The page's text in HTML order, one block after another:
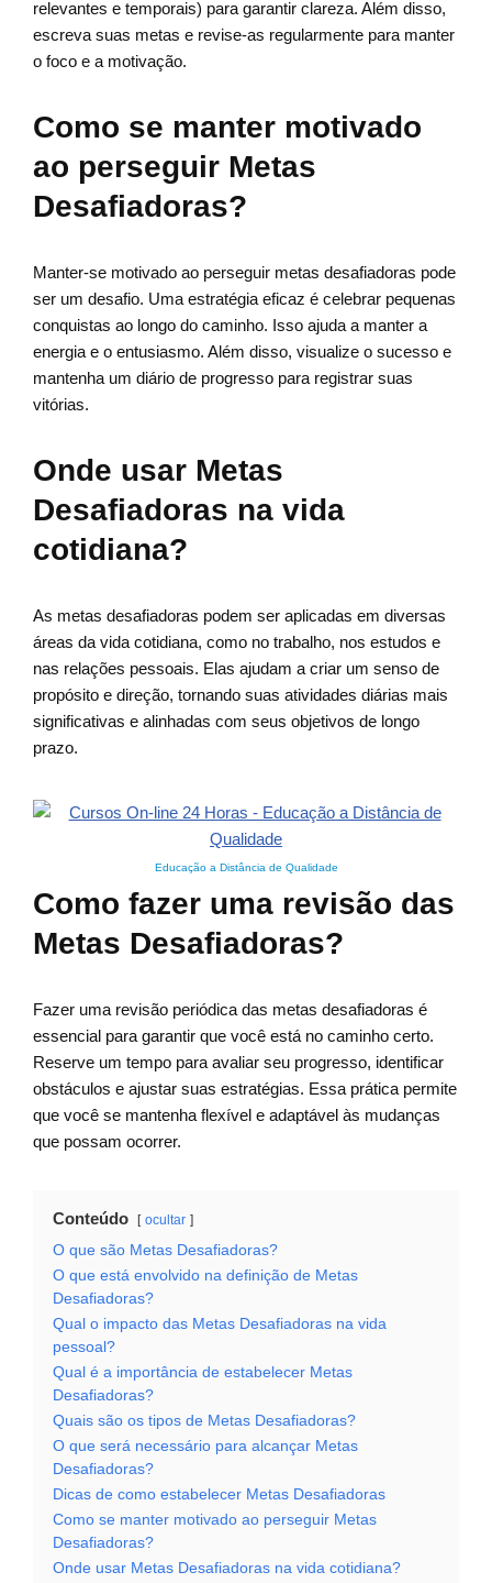
relevantes e temporais) para garantir clareza. Além disso,
escreva suas metas e revise-as regularmente para manter
o foco e a motivação.
Como se manter motivado
ao perseguir Metas
Desafiadoras?
Manter-se motivado ao perseguir metas desafiadoras pode
ser um desafio. Uma estratégia eficaz é celebrar pequenas
conquistas ao longo do caminho. Isso ajuda a manter a
energia e o entusiasmo. Além disso, visualize o sucesso e
mantenha um diário de progresso para registrar suas
vitórias.
Onde usar Metas
Desafiadoras na vida
cotidiana?
As metas desafiadoras podem ser aplicadas em diversas
áreas da vida cotidiana, como no trabalho, nos estudos e
nas relações pessoais. Elas ajudam a criar um senso de
propósito e direção, tornando suas atividades diárias mais
significativas e alinhadas com seus objetivos de longo
prazo.
Educação a Distância de Qualidade
Como fazer uma revisão das
Metas Desafiadoras?
Fazer uma revisão periódica das metas desafiadoras é
essencial para garantir que você está no caminho certo.
Reserve um tempo para avaliar seu progresso, identificar
obstáculos e ajustar suas estratégias. Essa prática permite
que você se mantenha flexível e adaptável às mudanças
que possam ocorrer.
Conteúdo ocultar
O que são Metas Desafiadoras?
O que está envolvido na definição de Metas
Desafiadoras?
Qual o impacto das Metas Desafiadoras na vida
pessoal?
Qual é a importância de estabelecer Metas
Desafiadoras?
Quais são os tipos de Metas Desafiadoras?
O que será necessário para alcançar Metas
Desafiadoras?
Dicas de como estabelecer Metas Desafiadoras
Como se manter motivado ao perseguir Metas
Desafiadoras?
Onde usar Metas Desafiadoras na vida cotidiana?